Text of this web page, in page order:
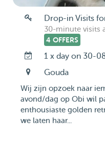
Drop-in Visits
30-minute visits
4 OFFERS
1 x day on 30-
Gouda
Wij zijn opzoek naar
avond/dag op Obi wil
enthousiaste golden
we laten haar...